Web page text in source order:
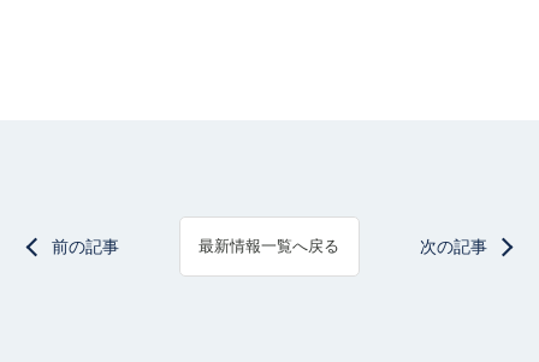
前の記事 最新情報一覧へ戻る 次の記事